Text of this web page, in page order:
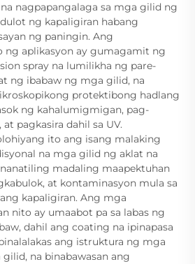
nagpapangalaga sa mga gilid ng
ng kapaligiran habang
ng paningin. Ang
ng aplikasyon ay gumagamit ng
spray na lumilikha ng pare-
ng ibabaw ng mga gilid, na
protektibong hadlang
ng kahalumigmigan, pag-
pagkasira dahil sa UV.
ito ang isang malaking
na mga gilid ng aklat na
madaling maapektuhan
at kontaminasyon mula sa
kapaligiran. Ang mga
nito ay umaabot pa sa labas ng
dahil ang coating na ipinapasa
ang istruktura ng mga
na binabawasan ang